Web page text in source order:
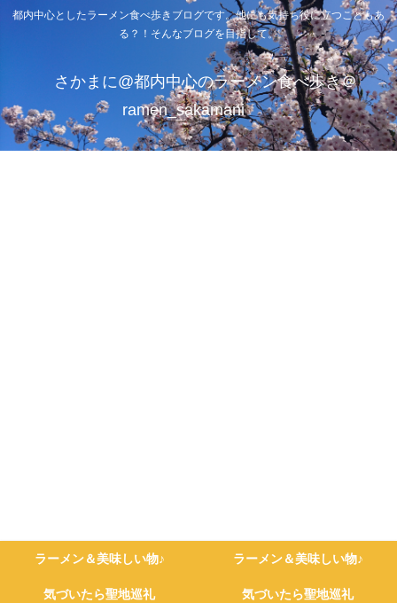
都内中心としたラーメン食べ歩きブログです。他にも気持ち役に立つこともあ
る？！そんなブログを目指して。
さかまに@都内中心のラーメン食べ歩き＠
ramen_sakamani
ラーメン＆美味しい物♪ ラーメン＆美味しい物♪
気づいたら聖地巡礼 気づいたら聖地巡礼